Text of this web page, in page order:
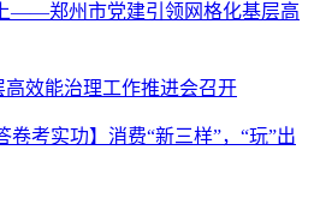
——郑州市党建引领网格化基层高
效能治理工作推进会召开
卷考实功】消费“新三样”，“玩”出